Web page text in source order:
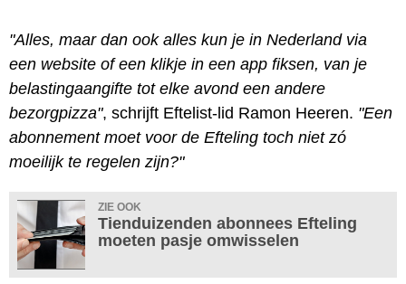
"Alles, maar dan ook alles kun je in Nederland via
een website of een klikje in een app fiksen, van je
belastingaangifte tot elke avond een andere
bezorgpizza", schrijft Eftelist-lid Ramon Heeren. "Een
abonnement moet voor de Efteling toch niet zó
moeilijk te regelen zijn?"
ZIE OOK
Tienduizenden abonnees Efteling
moeten pasje omwisselen